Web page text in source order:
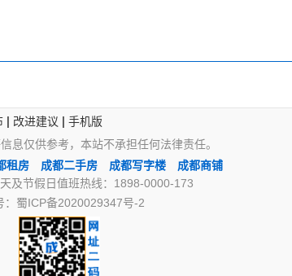
| 改进建议 | 手机版
息仅供参考，本站不承担任何法律责任。
租房 成都二手房 成都写字楼
成都商铺
及节假日值班热线：1898-0000-173
蜀ICP备2020029347号-2